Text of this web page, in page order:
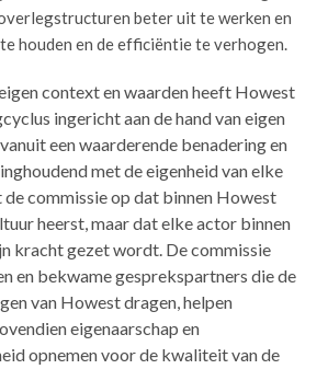
beter uit te werken en
houden en de efficiëntie te verhogen.
context en waarden heeft Howest
ingericht aan de hand van eigen
een waarderende benadering en
met de eigenheid van elke
commissie op dat binnen Howest
heerst, maar dat elke actor binnen
kracht gezet wordt. De commissie
en bekwame gesprekspartners die de
van Howest dragen, helpen
eigenaarschap en
opnemen voor de kwaliteit van de